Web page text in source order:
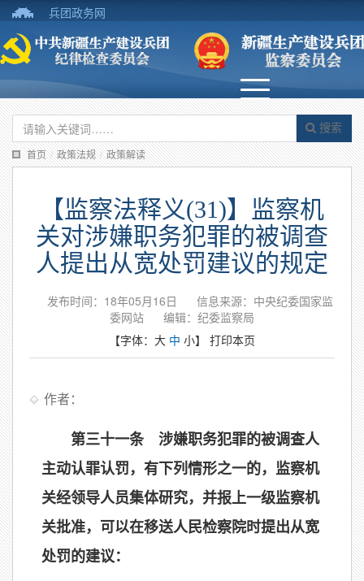
兵团政务网
搜索
首页 / 政策法规 / 政策解读
【监察法释义(31)】监察机
关对涉嫌职务犯罪的被调查
人提出从宽处罚建议的规定
发布时间：18年05月16日
信息来源：中央纪委国家监
委网站
编辑：纪委监察局
【字体： 大 中 小】 打印本页
作者：
第三十一条 涉嫌职务犯罪的被调查人
主动认罪认罚，有下列情形之一的，监察机
关经领导人员集体研究，并报上一级监察机
关批准，可以在移送人民检察院时提出从宽
处罚的建议：